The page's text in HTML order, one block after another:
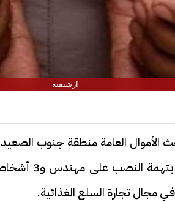
ارشيفية
الأموال العامة منطقة جنوب
مجال تجارة السلع الغذائية.